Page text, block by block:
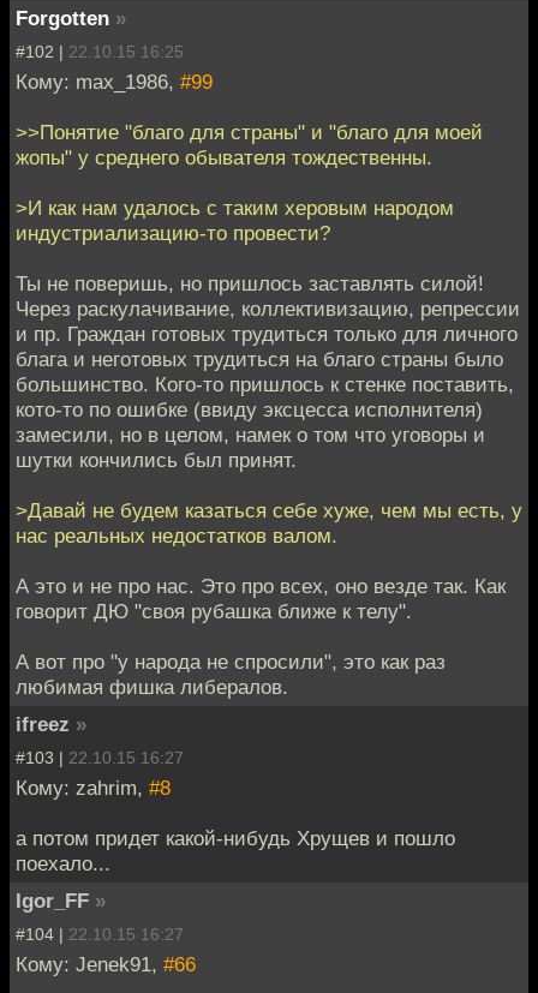
Forgotten »
#102 | 22.10.15 16:25
Кому: max_1986, #99
>>Понятие "благо для страны" и "благо для моей
жопы" у среднего обывателя тождественны.
>И как нам удалось с таким херовым народом
индустриализацию-то провести?
Ты не поверишь, но пришлось заставлять силой!
Через раскулачивание, коллективизацию, репрессии
и пр. Граждан готовых трудиться только для личного
блага и неготовых трудиться на благо страны было
большинство. Кого-то пришлось к стенке поставить,
кото-то по ошибке (ввиду эксцесса исполнителя)
замесили, но в целом, намек о том что уговоры и
шутки кончились был принят.
>Давай не будем казаться себе хуже, чем мы есть, у
нас реальных недостатков валом.
А это и не про нас. Это про всех, оно везде так. Как
говорит ДЮ "своя рубашка ближе к телу".
А вот про "у народа не спросили", это как раз
любимая фишка либералов.
ifreez »
#103 | 22.10.15 16:27
Кому: zahrim, #8
а потом придет какой-нибудь Хрущев и пошло
поехало...
Igor_FF »
#104 | 22.10.15 16:27
Кому: Jenek91, #66